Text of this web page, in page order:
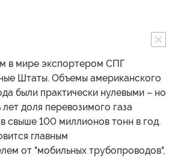
в мире экспортером СПГ
Штаты. Объемы американского
были практически нулевыми – но
доля перевозимого газа
свыше 100 миллионов тонн в год.
главным
от "мобильных трубопроводов",